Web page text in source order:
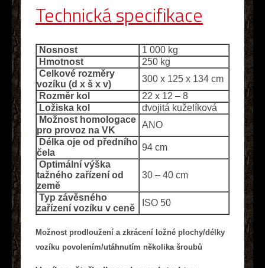
Technická specifikace
Nosnost
1 000 kg
Hmotnost
250 kg
Celkové rozměry
vozíku (d x š x v)
300 x 125 x 134 cm
Rozměr kol
22 x 12 – 8
Ložiska kol
dvojitá kuželíková
Možnost homologace
pro provoz na VK
ANO
Délka oje od předního
čela
94 cm
Optimální výška
tažného zařízení od
země
30 – 40 cm
Typ závěsného
zařízení vozíku v ceně
ISO 50
Možnost prodloužení a zkrácení ložné plochy/délky
vozíku povolením/utáhnutím několika šroubů